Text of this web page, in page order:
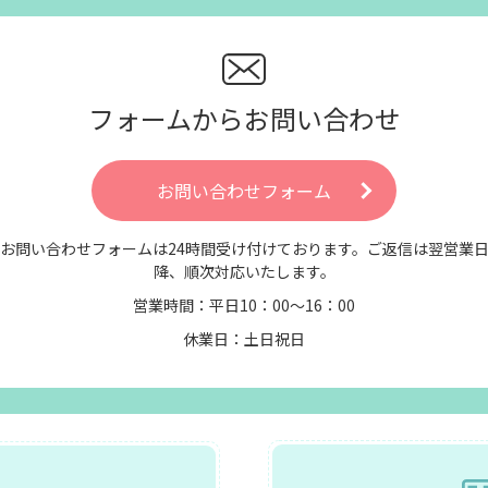
フォームからお問い合わせ
お問い合わせフォーム
問い合わせフォームは24時間受け付けております。ご返信は翌営業
降、順次対応いたします。
営業時間：平日10：00～16：00
休業日：土日祝日